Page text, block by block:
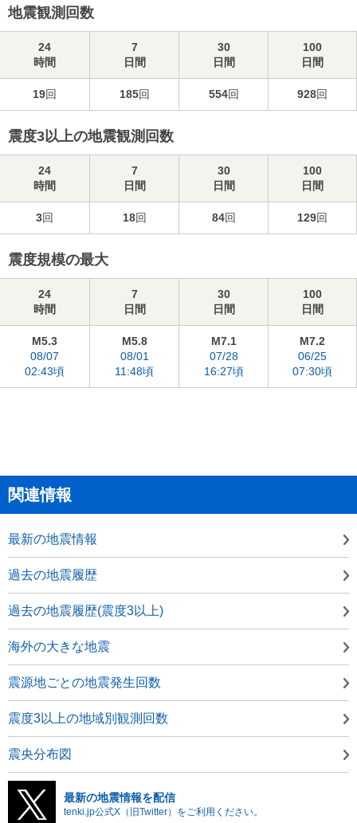
地震観測回数
24
時間
7
日間
30
日間
100
日間
19回 185回 554回 928回
震度3以上の地震観測回数
24
時間
7
日間
30
日間
100
日間
3回 18回 84回 129回
震度規模の最大
24
時間
7
日間
30
日間
100
日間
M5.3
08/07
02:43頃
M5.8
08/01
11:48頃
M7.1
07/28
16:27頃
M7.2
06/25
07:30頃
関連情報
最新の地震情報
過去の地震履歴
過去の地震履歴(震度3以上)
海外の大きな地震
震源地ごとの地震発生回数
震度3以上の地域別観測回数
震央分布図
最新の地震情報を配信
tenki.jp公式X（旧Twitter）をご利用ください。